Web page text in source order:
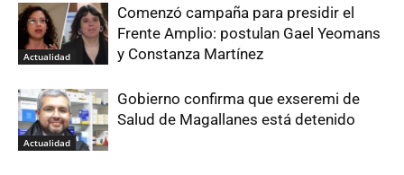
Actualidad
Comenzó campaña para presidir el
Frente Amplio: postulan Gael Yeomans
y Constanza Martínez
Actualidad
Gobierno confirma que exseremi de
Salud de Magallanes está detenido